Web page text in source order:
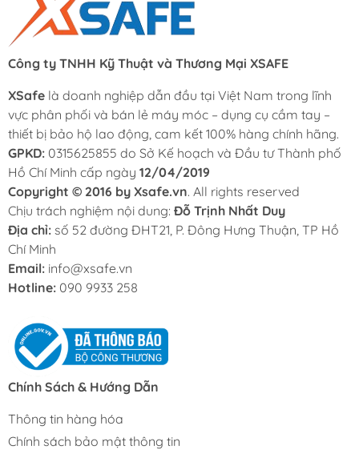
Công ty TNHH Kỹ Thuật và Thương Mại XSAFE
XSafe là doanh nghiệp dẫn đầu tại Việt Nam trong lĩnh
vực phân phối và bán lẻ máy móc – dụng cụ cầm tay –
thiết bị bảo hộ lao động, cam kết 100% hàng chính hãng.
GPKD: 0315625855 do Sở Kế hoạch và Đầu tư Thành phố
Hồ Chí Minh cấp ngày 12/04/2019
Copyright © 2016 by Xsafe.vn. All rights reserved
Chịu trách nghiệm nội dung: Đỗ Trịnh Nhất Duy
Địa chỉ: số 52 đường ĐHT21, P. Đông Hưng Thuận, TP Hồ
Chí Minh
Email: info@xsafe.vn
Hotline: 090 9933 258
Chính Sách & Hướng Dẫn
Thông tin hàng hóa
Chính sách bảo mật thông tin